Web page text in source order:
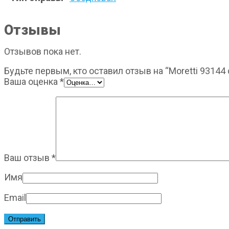
Отзывы
Отзывов пока нет.
Будьте первым, кто оставил отзыв на “Moretti 93144
Ваша оценка*
Ваш отзыв *
Имя
Email